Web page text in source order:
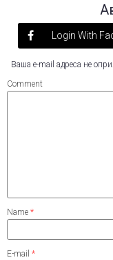
Login With
Ваша e-mail адреса не
Comment
Name *
E-mail *